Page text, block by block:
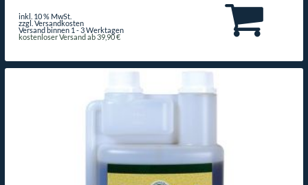
inkl. 10 % MwSt.
zzgl. Versandkosten
Versand binnen 1 - 3 Werktagen
kostenloser Versand ab 39,90 €